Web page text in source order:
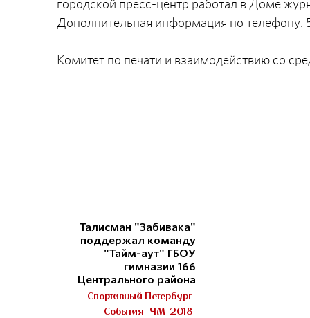
городской пресс-центр работал в Доме
Дополнительная информация по телефону:
Комитет по печати и взаимодействию со
Талисман "Забивака"
поддержал команду
"Тайм-аут" ГБОУ
гимназии 166
Центрального района
Спортивный Петербург
События ЧМ-2018